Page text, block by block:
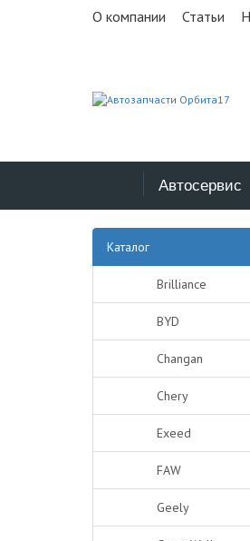
О компании Статьи
Автосервис
Каталог
Brilliance
BYD
Changan
Chery
Exeed
FAW
Geely